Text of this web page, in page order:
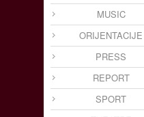
MUSIC
ORIJENTACIJE
PRESS
REPORT
SPORT